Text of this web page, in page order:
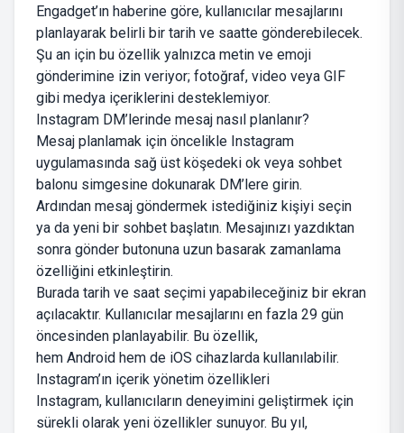
Engadget’ın haberine göre, kullanıcılar mesajlarını
planlayarak belirli bir tarih ve saatte gönderebilecek.
Şu an için bu özellik yalnızca metin ve emoji
gönderimine izin veriyor; fotoğraf, video veya GIF
gibi medya içeriklerini desteklemiyor.
Instagram DM’lerinde mesaj nasıl planlanır?
Mesaj planlamak için öncelikle Instagram
uygulamasında sağ üst köşedeki ok veya sohbet
balonu simgesine dokunarak DM’lere girin.
Ardından mesaj göndermek istediğiniz kişiyi seçin
ya da yeni bir sohbet başlatın. Mesajınızı yazdıktan
sonra gönder butonuna uzun basarak zamanlama
özelliğini etkinleştirin.
Burada tarih ve saat seçimi yapabileceğiniz bir ekran
açılacaktır. Kullanıcılar mesajlarını en fazla 29 gün
öncesinden planlayabilir. Bu özellik,
hem Android hem de iOS cihazlarda kullanılabilir.
Instagram’ın içerik yönetim özellikleri
Instagram, kullanıcıların deneyimini geliştirmek için
sürekli olarak yeni özellikler sunuyor. Bu yıl,